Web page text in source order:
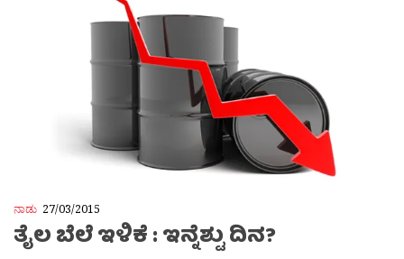
ನಾಡು 27/03/2015
ತೈಲ ಬೆಲೆ ಇಳಿಕೆ : ಇನ್ನೆಶ್ಟು ದಿನ?